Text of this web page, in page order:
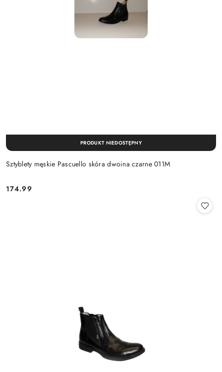
Sztyblety męskie Pascuello skóra dwoina czarne 011M
Cena:
174.99
PRODUKT NIEDOSTĘPNY